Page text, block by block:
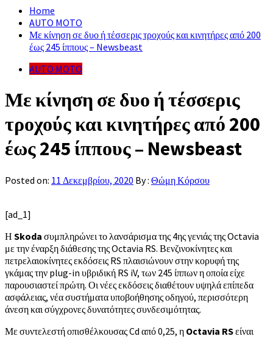
Home
AUTO MOTO
Με κίνηση σε δυο ή τέσσερις τροχούς και κινητήρες από 200
έως 245 ίππους – Newsbeast
AUTO MOTO
Με κίνηση σε δυο ή τέσσερις
τροχούς και κινητήρες από 200
έως 245 ίππους – Newsbeast
Posted on: 11 Δεκεμβρίου, 2020 By : Θώμη Κόρσου
[ad_1]
Η Skoda συμπληρώνει το λανσάρισμα της 4ης γενιάς της Octavia
με την έναρξη διάθεσης της Octavia RS. Βενζινοκίνητες και
πετρελαιοκίνητες εκδόσεις RS πλαισιώνουν στην κορυφή της
γκάμας την plug-in υβριδική RS iV, των 245 ίππων η οποία είχε
παρουσιαστεί πρώτη. Οι νέες εκδόσεις διαθέτουν υψηλά επίπεδα
ασφάλειας, νέα συστήματα υποβοήθησης οδηγού, περισσότερη
άνεση και σύγχρονες δυνατότητες συνδεσιμότητας.
Με συντελεστή οπισθέλκουσας Cd από 0,25, η Octavia RSείναι